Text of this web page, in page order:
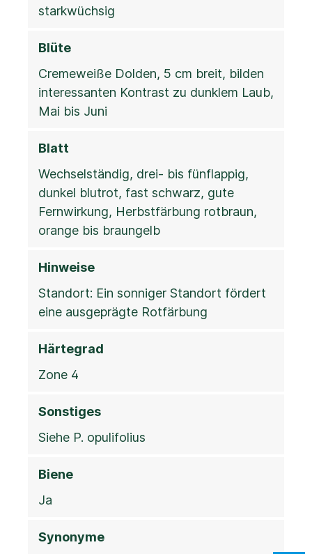
starkwüchsig
Blüte
Cremeweiße Dolden, 5 cm breit, bilden
interessanten Kontrast zu dunklem Laub,
Mai bis Juni
Blatt
Wechselständig, drei- bis fünflappig,
dunkel blutrot, fast schwarz, gute
Fernwirkung, Herbstfärbung rotbraun,
orange bis braungelb
Hinweise
Standort: Ein sonniger Standort fördert
eine ausgeprägte Rotfärbung
Härtegrad
Zone 4
Sonstiges
Siehe P. opulifolius
Biene
Ja
Synonyme